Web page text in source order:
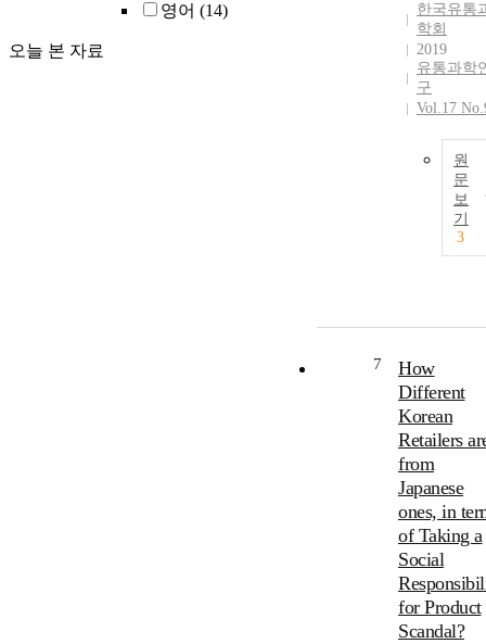
영어 (14)
오늘 본 자료
한국유통
학회
2019
유통과학
구
Vol.17
원
문
보
기
3
7
How
Different
Korean
Retailers
from
Japanese
ones, in
of Taking a
Social
for Product
Scandal?